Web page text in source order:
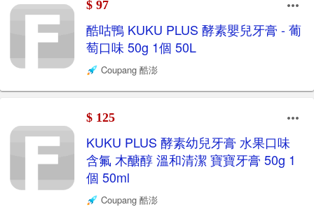
$ 97
酷咕鴨 KUKU PLUS 酵素嬰兒牙膏 - 葡
萄口味 50g 1個 50L
Coupang 酷澎
$ 125
KUKU PLUS 酵素幼兒牙膏 水果口味
含氟 木醣醇 溫和清潔 寶寶牙膏 50g 1
個 50ml
Coupang 酷澎